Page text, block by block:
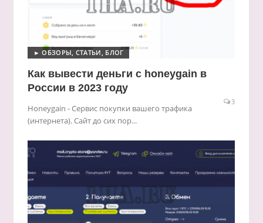
► ОБЗОРЫ, СТАТЬИ, БЛОГ
Как вывести деньги с honeygain в
России в 2023 году
3
Honeygain - Сервис покупки вашего трафика
(интернета). Сайт до сих пор...